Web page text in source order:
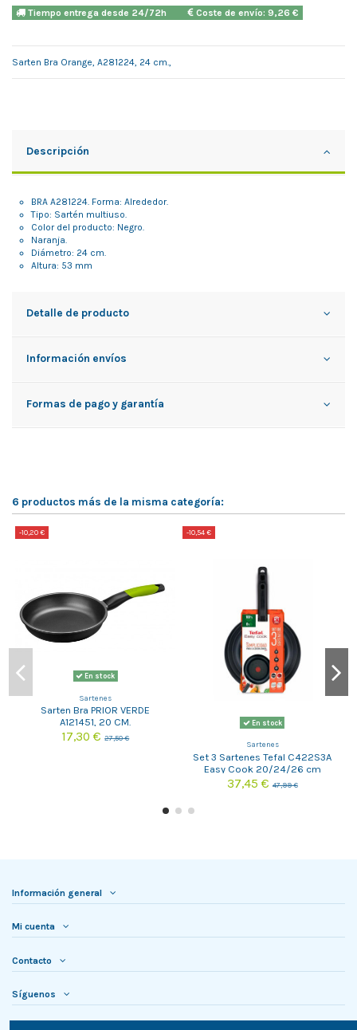
Tiempo entrega desde 24/72h Coste de envío: 9,26 €
Sarten Bra Orange, A281224, 24 cm.,
Descripción
BRA A281224. Forma: Alrededor.
Tipo: Sartén multiuso.
Color del producto: Negro.
Naranja.
Diámetro: 24 cm.
Altura: 53 mm
Detalle de producto
Información envíos
Formas de pago y garantía
6 productos más de la misma categoría:
-10,20 €
En stock
Sartenes
Sarten Bra PRIOR VERDE
A121451, 20 CM.
17,30 €27,50 €
-10,54 €
En stock
Sartenes
Set 3 Sartenes Tefal C422S3A
Easy Cook 20/24/26 cm
37,45 € 47,99 €
Información general
Mi cuenta
Contacto
Síguenos